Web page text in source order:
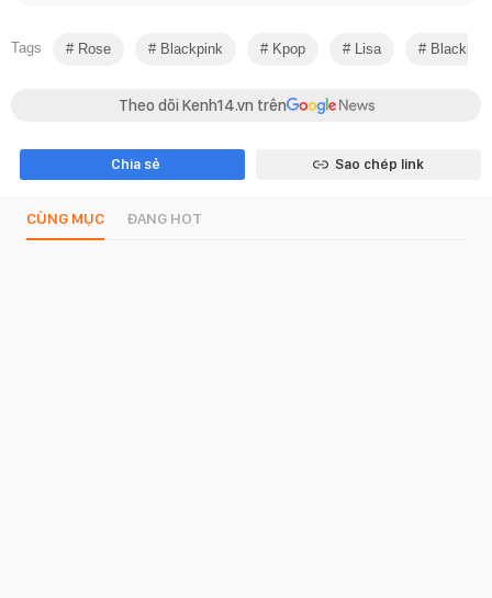
Tags Rose Blackpink Kpop Lisa
Theo dõi Kenh14.vn trên
Chia sẻ Sao chép link
CÙNG MỤC ĐANG HOT